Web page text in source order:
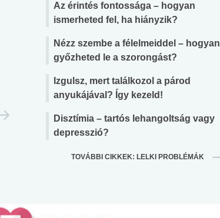
Az érintés fontossága – hogyan
ismerheted fel, ha hiányzik?
Nézz szembe a félelmeiddel – hogyan
győzheted le a szorongást?
Izgulsz, mert találkozol a párod
anyukájával? Így kezeld!
Disztímia – tartós lehangoltság vagy
depresszió?
TOVÁBBI CIKKEK: LELKI PROBLÉMÁK